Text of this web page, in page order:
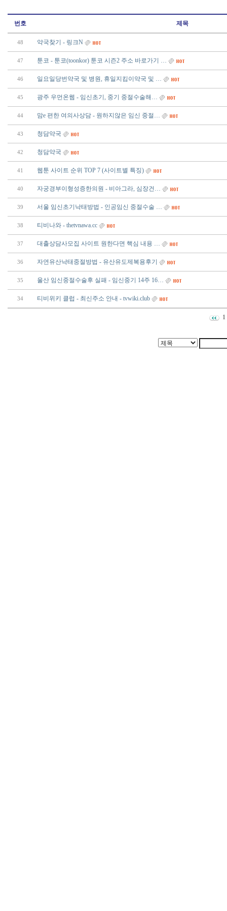
번호 제목
48 약국찾기 - 링크N
47 툰코 - 툰코(toonkor) 툰코 시즌2 주소 바로가기 …
46 일요일당번약국 및 병원, 휴일지킴이약국 및 …
45 광주 우먼온웹 - 임신초기, 중기 중절수술해…
44 맘e 편한 여의사상담 - 원하지않은 임신 중절…
43 청담약국
42 청담약국
41 웹툰 사이트 순위 TOP 7 (사이트별 특징)
40 자궁경부이형성증한의원 - 비아그라, 심장건…
39 서울 임신초기낙태방법 - 인공임신 중절수술 …
38 티비나와 - thetvnawa.cc
37 대출상담사모집 사이트 원한다면 핵심 내용 …
36 자연유산낙태중절방법 - 유산유도제복용후기
35 울산 임신중절수술후 실패 - 임신중기 14주 16…
34 티비위키 클럽 - 최신주소 안내 - tvwiki.club
1